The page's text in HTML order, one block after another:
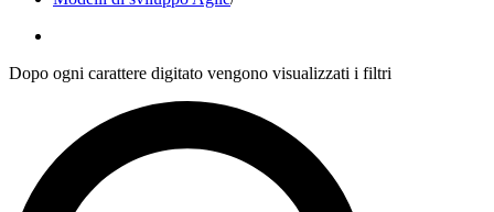
Dopo ogni carattere digitato vengono visualizzati i filtri